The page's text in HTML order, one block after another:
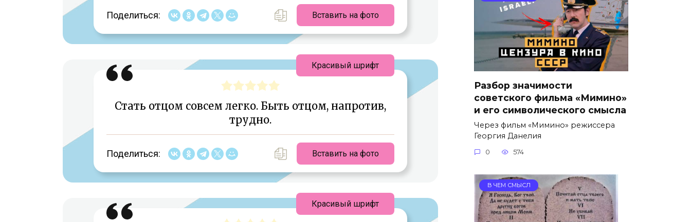
Поделиться: Вставить на фото
Стать отцом совсем легко. Быть отцом, напротив,
трудно.
Поделиться: Вставить на фото
Красивый шрифт
Красивый шрифт
Разбор значимости
советского фильма «Мимино»
и его символического смысла
Через фильм «Мимино» режиссера
Георгия Данелия
0 574
В ЧЕМ СМЫСЛ